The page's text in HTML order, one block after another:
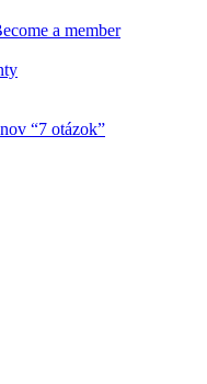
a member
“7 otázok”